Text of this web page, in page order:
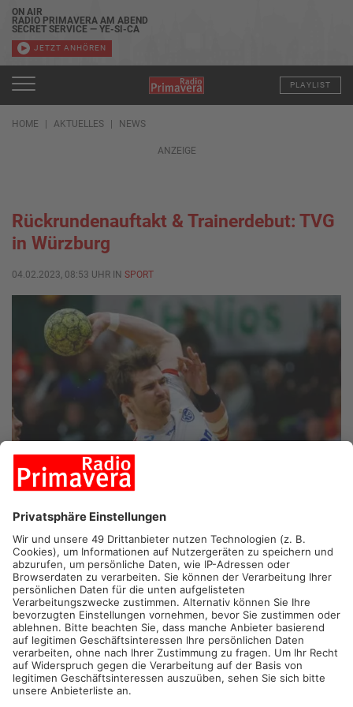
ON AIR
RADIO PRIMAVERA AM ABEND
SECRET SERVICE — YE-SI-CA
JETZT ANHÖREN
PLAYLIST
HOME AKTUELLES NEWS
ANZEIGE
Rückrundenauftakt & Trainerdebut: TVG
in Würzburg
04.02.2023, 08:53 UHR IN SPORT
GROSSWALLSTADT/WÜRZBURG.Restart in der Zweiten
Handball-Bundesliga. Beim TVG steht das Pflichtspiel-Debut
für Trainer Slava Lochman an, die erste von drei
Auswärtspartien in Folge ist gleich das Unterfranken-Derby in
Würzburg.
Der TV Großwallstadt möchte mit Lochman seinen Derby-
Fluch endlich besiegen. In den letzten sechs Spielen am Stück
sind die Wällschter gegen die Wölfe aus Würzburg respektive
Rimpar als Verlierer von der Platte gegangen. Personell kann